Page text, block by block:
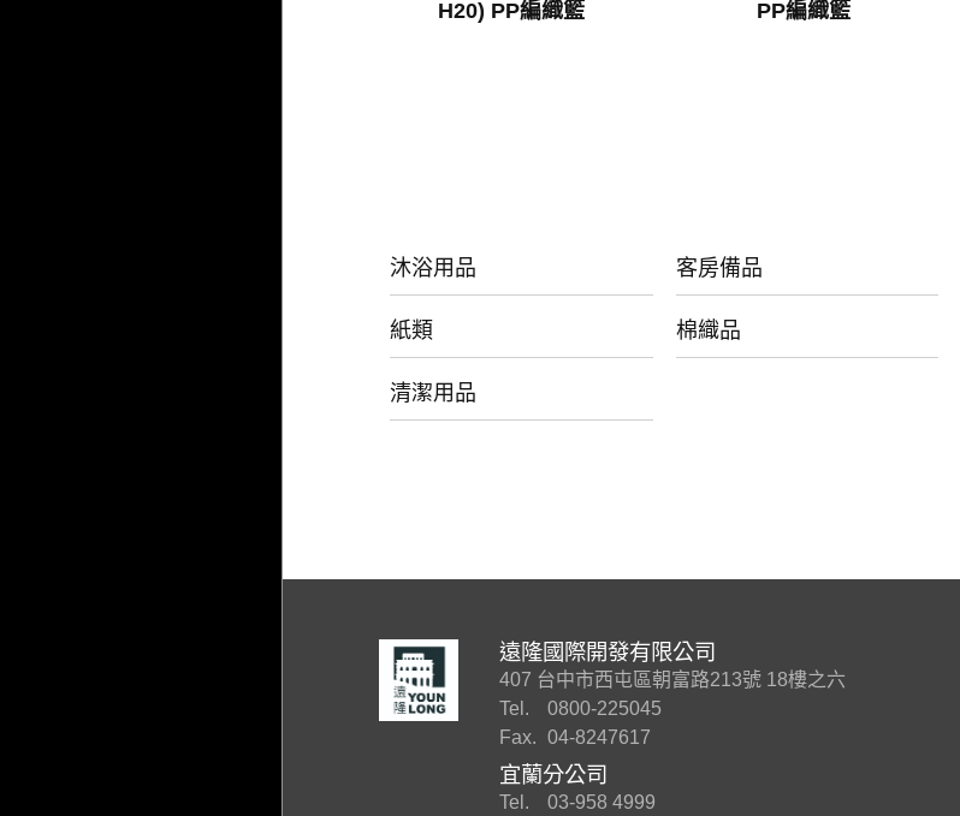
H20) PP編織籃
PP編織籃
沐浴用品 客房備品
紙類 棉織品
清潔用品
遠隆國際開發有限公司
407 台中市西屯區朝富路213號 18樓之六
Tel.
0800-225045
Fax. 04-8247617
宜蘭分公司
Tel. 03-958 4999